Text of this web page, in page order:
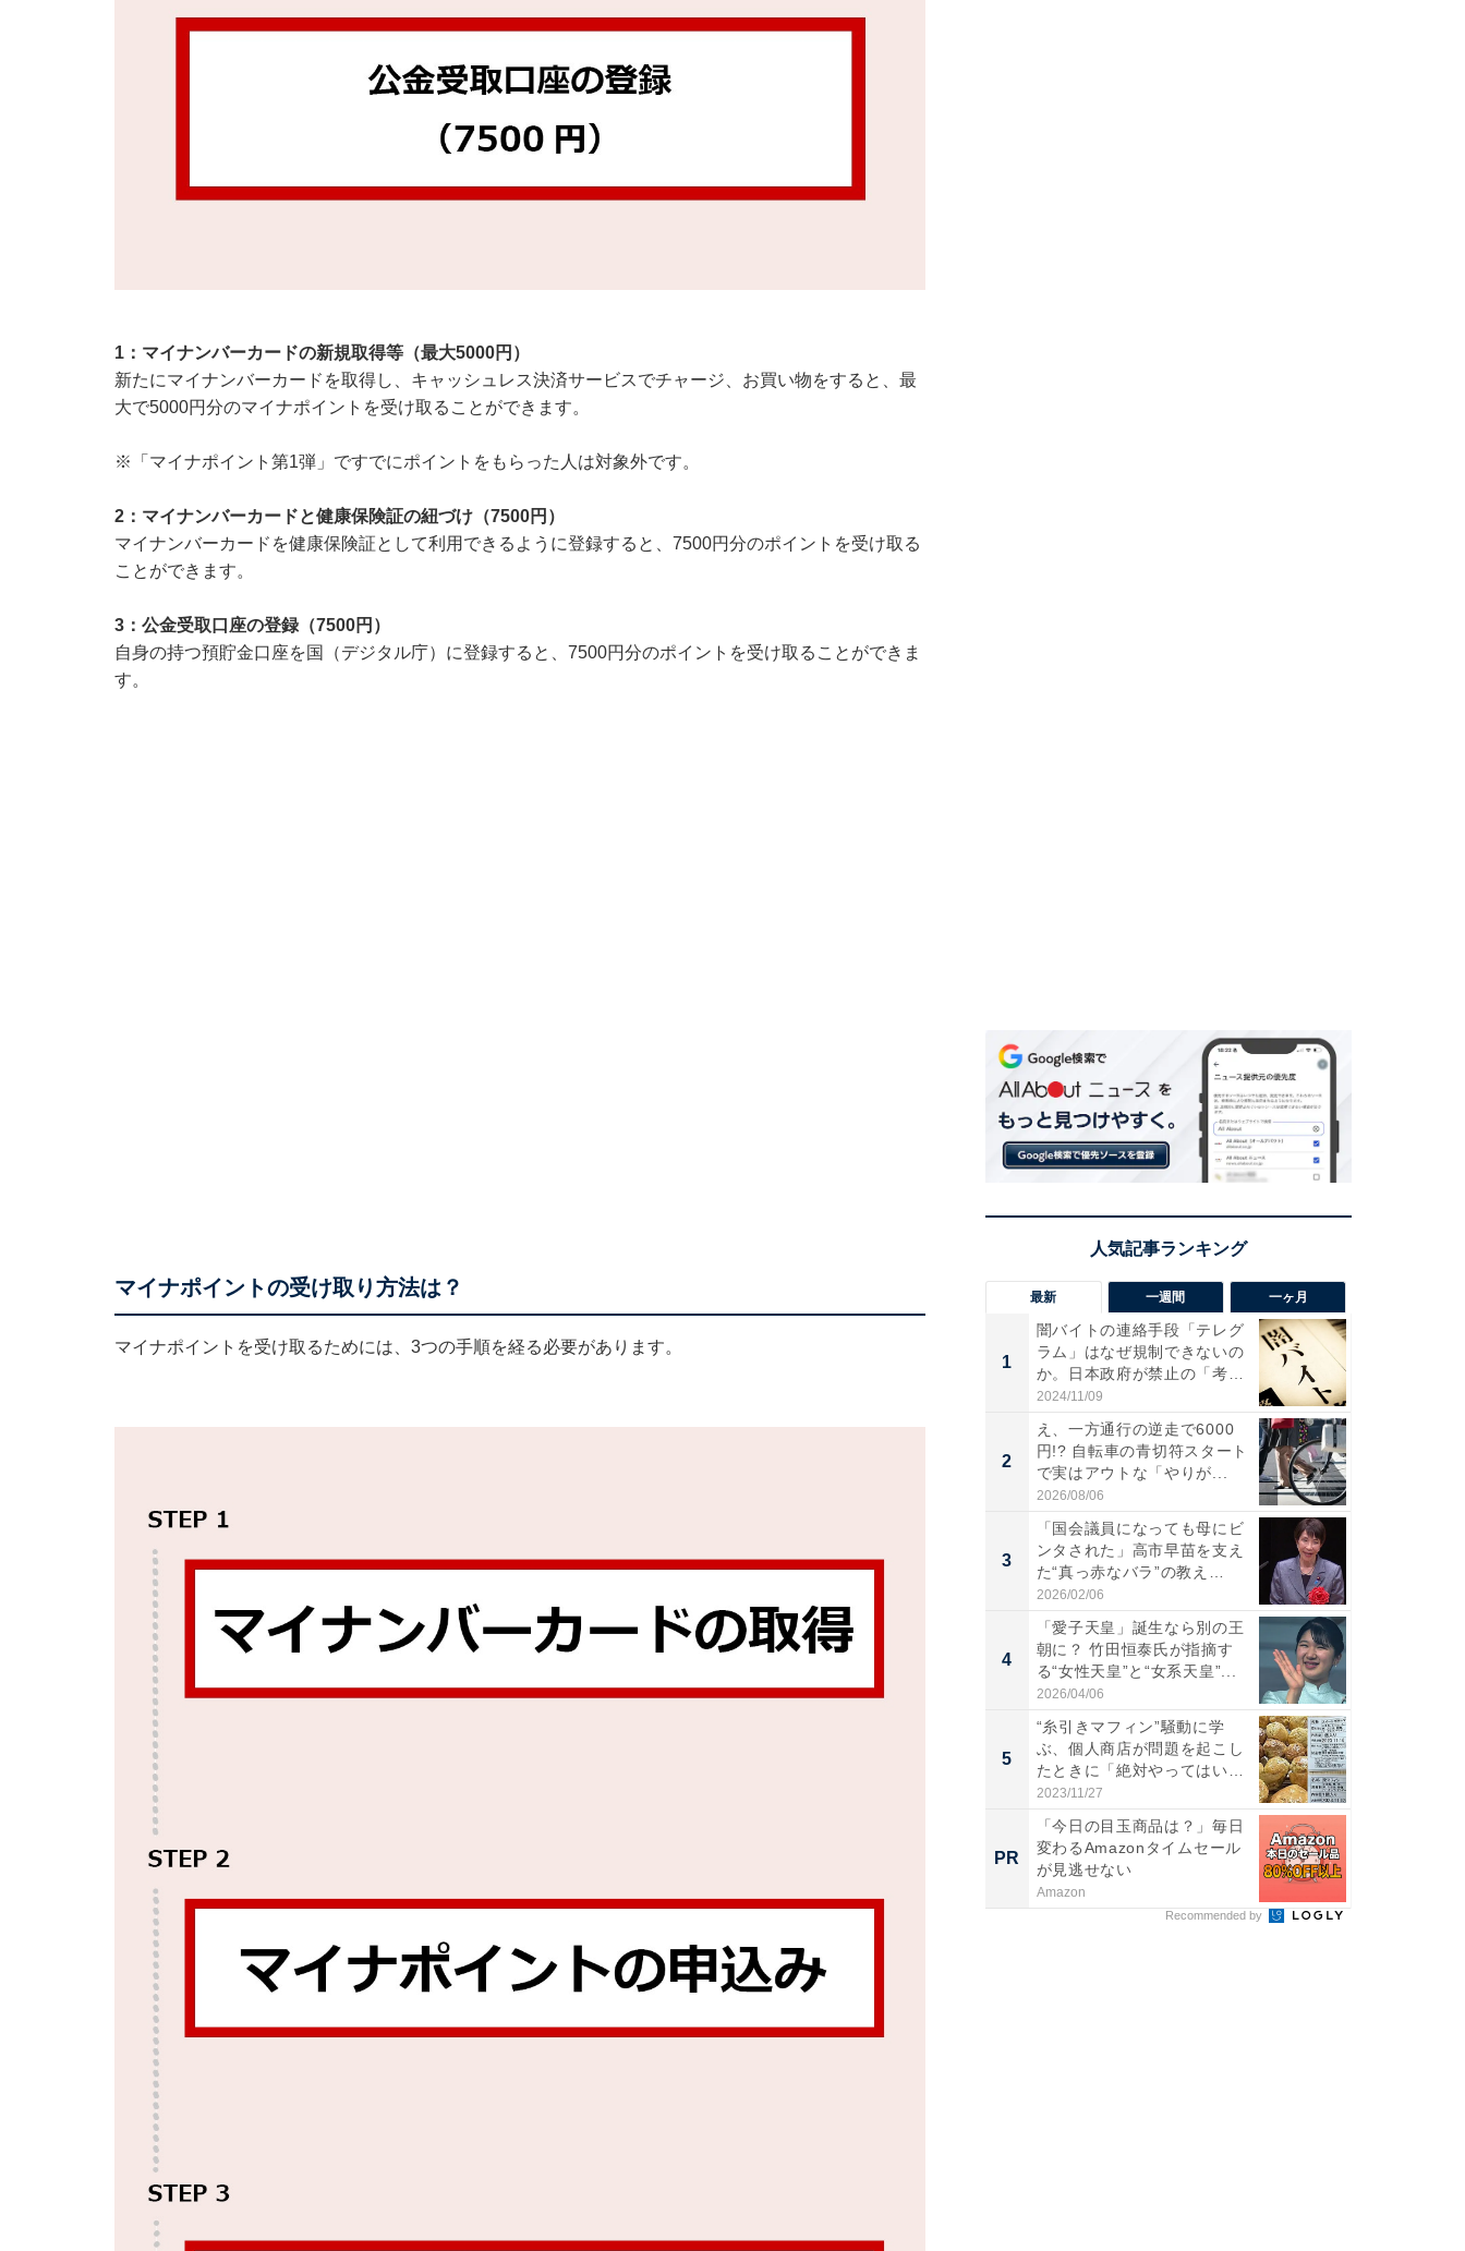
1：マイナンバーカードの新規取得等（最大5000円）
新たにマイナンバーカードを取得し、キャッシュレス決済サービスでチャージ、お買い物をすると、最
大で5000円分のマイナポイントを受け取ることができます。
※「マイナポイント第1弾」ですでにポイントをもらった人は対象外です。
2：マイナンバーカードと健康保険証の紐づけ（7500円）
マイナンバーカードを健康保険証として利用できるように登録すると、7500円分のポイントを受け取る
ことができます。
3：公金受取口座の登録（7500円）
自身の持つ預貯金口座を国（デジタル庁）に登録すると、7500円分のポイントを受け取ることができま
す。
マイナポイントの受け取り方法は？
マイナポイントを受け取るためには、3つの手順を経る必要があります。
最新 一週間 一ヶ月
1
闇バイトの連絡手段「テレグ
ラム」はなぜ規制できないの
か。日本政府が禁止の「考
慮」...
2024/11/09
2
え、一方通行の逆走で6000
円!? 自転車の青切符スタート
で実はアウトな「やりが...
2026/08/06
3
「国会議員になっても母にビ
ンタされた」高市早苗を支え
た“真っ赤なバラ”の教え
と、...
2026/02/06
4
「愛子天皇」誕生なら別の王
朝に？ 竹田恒泰氏が指摘す
る“女性天皇”と“女系天皇”...
2026/04/06
5
“糸引きマフィン”騒動に学
ぶ、個人商店が問題を起こし
たときに「絶対やってはいけ
な...
2023/11/27
PR
「今日の目玉商品は？」毎日
変わるAmazonタイムセール
が見逃せない
Amazon
Recommended by